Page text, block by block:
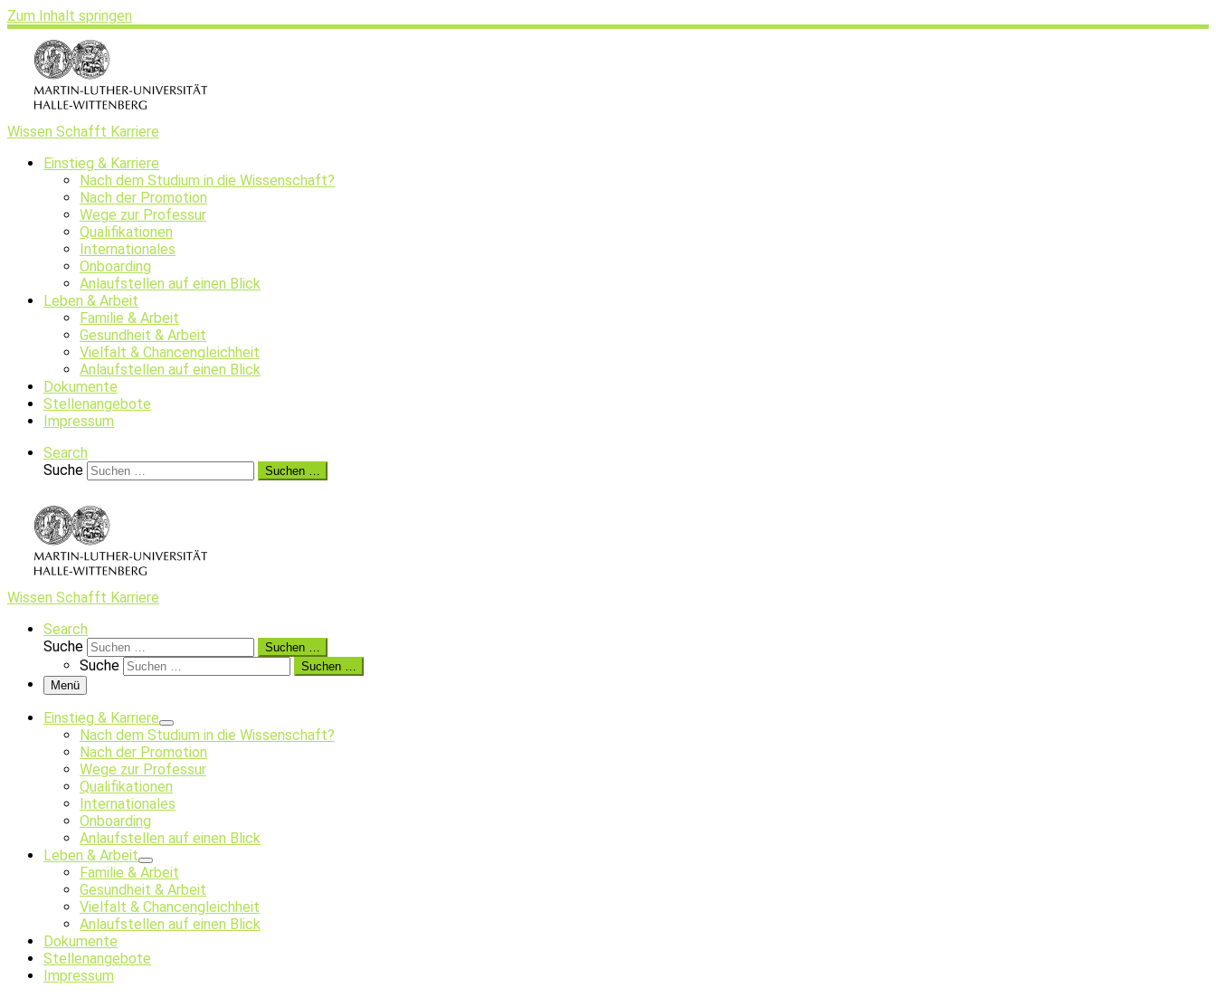
Zum Inhalt springen
Wissen Schafft Karriere
Einstieg & Karriere
Nach dem Studium in die Wissenschaft?
Nach der Promotion
Wege zur Professur
Qualifikationen
Internationales
Onboarding
Anlaufstellen auf einen Blick
Leben & Arbeit
Familie & Arbeit
Gesundheit & Arbeit
Vielfalt & Chancengleichheit
Anlaufstellen auf einen Blick
Dokumente
Stellenangebote
Impressum
Search
Suche
Suchen …
Wissen Schafft Karriere
Search
Suche
Suchen …
Suche
Suchen …
Menü
Einstieg & Karriere
Nach dem Studium in die Wissenschaft?
Nach der Promotion
Wege zur Professur
Qualifikationen
Internationales
Onboarding
Anlaufstellen auf einen Blick
Leben & Arbeit
Familie & Arbeit
Gesundheit & Arbeit
Vielfalt & Chancengleichheit
Anlaufstellen auf einen Blick
Dokumente
Stellenangebote
Impressum